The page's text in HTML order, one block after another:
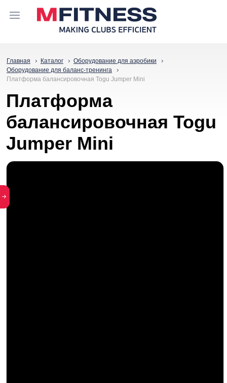
Главная Каталог
Оборудование для аэробики
Оборудование для баланс-тренинга
Платформа балансировочная Togu Jumper Mini
Платформа
балансировочная Togu
Jumper Mini